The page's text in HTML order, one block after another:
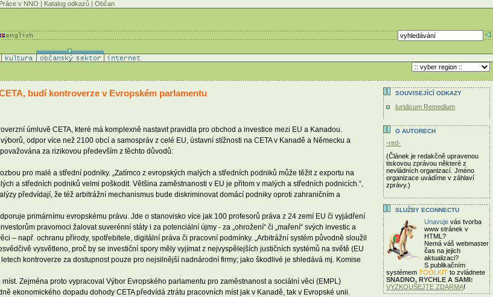
Práce v NNO | Katalog odkazů | Občan
budí kontroverze v Evropském parlamentu
úmluvě CETA, které má komplexně nastavit pravidla pro obchod a investice mezi EU a Kanadou.
odpor více než 2100 obcí a samospráv z celé EU, ústavní stížnosti na CETA v Kanadě a Německu a
za rizikovou především z těchto důvodů:
pro malé a střední podniky. „Zatímco z evropských malých a středních podniků může těžit z exportu na
a středních podniků velmi poškodit. Většina zaměstnanosti v EU je přitom v malých a středních podnicích.“,
předvídají, že též arbitrážní mechanismus bude diskriminovat domácí podniky oproti zahraničním a
primárnímu evropskému právu. Jde o stanovisko více jak 100 profesorů práva z 24 zemí EU či vyjádření
pravomoci žalovat suverénní státy i za potenciální újmy - za „ohrožení“ či „maření“ svých investic a
– např. ochranu přírody, spotřebitele, digitální práva či pracovní podmínky. „Arbitrážní systém původně sloužil
vysvětleno, proč by se investiční spory měly vyjímat z nejvyspělejších justičních systémů na světě (EU
kontroverze za dostupnost pouze pro nejsilnější nadnárodní firmy; jako škodlivé je shledává mj. Komise
Zejména proto vypracoval Výbor Evropského parlamentu pro zaměstnanost a sociální věci (EMPL)
ekonomického dopadu dohody CETA předvídá ztrátu pracovních míst jak v Kanadě, tak v Evropské unii.
SOUVISEJÍCÍ ODKAZY
Iuridicum Remedium
O AUTORECH
-red-
(Článek je redakčně upravenou
tiskovou zprávou některé z
nevládních organizací. Jméno
organizace uvádíme v záhlaví
zprávy.)
SLUŽBY ECONNECTU
Unavuje vás tvorba
www stránek v
HTML?
Nemá váš webmaster
čas na jejich
aktualizaci?
S publikačním
systémem TOOLKIT to zvládnete
SNADNO, RYCHLE A SAMI:
VYZKOUŠEJTE ZDARMA!